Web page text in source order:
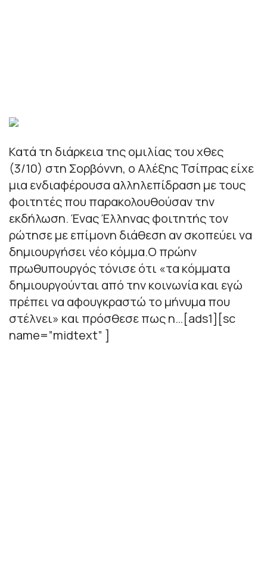
Κατά τη διάρκεια της ομιλίας του χθες
(3/10) στη Σορβόννη, ο Αλέξης Τσίπρας είχε
μια ενδιαφέρουσα αλληλεπίδραση με τους
φοιτητές που παρακολουθούσαν την
εκδήλωση. Ένας Έλληνας φοιτητής τον
ρώτησε με επίμονη διάθεση αν σκοπεύει να
δημιουργήσει νέο κόμμα.Ο πρώην
πρωθυπουργός τόνισε ότι «τα κόμματα
δημιουργούνται από την κοινωνία και εγώ
πρέπει να αφουγκραστώ το μήνυμα που
στέλνει» και πρόσθεσε πως η…[ads1][sc
name=”midtext” ]